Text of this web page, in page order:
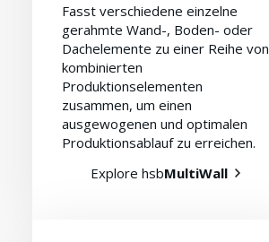
Fasst verschiedene einzelne
gerahmte Wand-, Boden- oder
Dachelemente zu einer Reihe von
kombinierten
Produktionselementen
zusammen, um einen
ausgewogenen und optimalen
Produktionsablauf zu erreichen.
Explore hsbMultiWall